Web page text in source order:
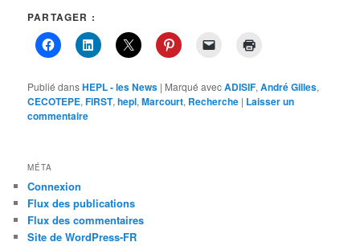
PARTAGER :
Publié dansHEPL - les News | Marqué avecADISIF,André Gilles,
CECOTEPE,FIRST,hepl,Marcourt, Recherche | Laisser un
commentaire
MÉTA
Connexion
Flux des publications
Flux des commentaires
Site de WordPress-FR